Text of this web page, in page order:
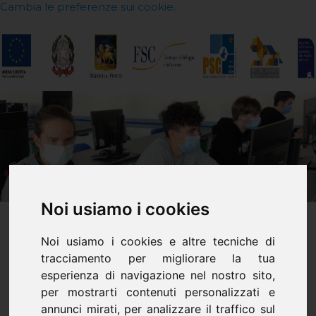
Noi usiamo i cookies
Noi usiamo i cookies e altre tecniche di
tracciamento per migliorare la tua
esperienza di navigazione nel nostro sito,
per mostrarti contenuti personalizzati e
annunci mirati, per analizzare il traffico sul
Cambia le preferenze sui cookie.
Concorso Nazionale
Aree Unite (CNAU)